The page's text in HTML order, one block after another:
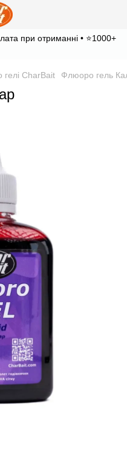
при отриманні • ⭐1000+
CharBait Флюоро гель